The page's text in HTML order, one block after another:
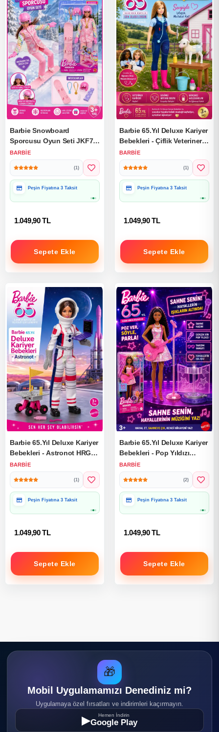
Barbie Snowboard
Sporcusu Oyun Seti JKF78
- Barbie Oyuncak Barbie
Bebek
BARBIE
(1)
Hediye Paketine Uygun
1.049,90 TL
Sepete Ekle
Barbie 65.Yıl Deluxe Kariyer
Bebekleri - Çiflik Veteriner
Seti HRG42 - Barbie
Oyuncak Barbie Bebek
Barbi Meslek
BARBIE
(1)
Hediye Paketine Uygun
1.049,90 TL
Sepete Ekle
Barbie 65.Yıl Deluxe Kariyer
Bebekleri - Astronot HRG45
- Barbie Oyuncak Barbie
Bebek Barbi Meslek
BARBIE
(1)
Hediye Paketine Uygun
1.049,90 TL
Sepete Ekle
Barbie 65.Yıl Deluxe Kariyer
Bebekleri - Pop Yıldızı
HRG41 - Barbie Oyuncak
Barbie Bebek Barbi Meslek
BARBIE
(2)
Hediye Paketine Uygun
1.049,90 TL
Sepete Ekle
🎁
Mobil Uygulamamızı Denediniz mi?
Uygulamaya özel fırsatları ve indirimleri kaçırmayın.
▶ Hemen İndirin
Google Play